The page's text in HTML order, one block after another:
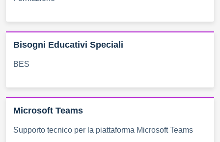
Bisogni Educativi Speciali
BES
Microsoft Teams
Supporto tecnico per la piattaforma Microsoft Teams